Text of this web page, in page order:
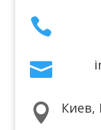


 Киев,